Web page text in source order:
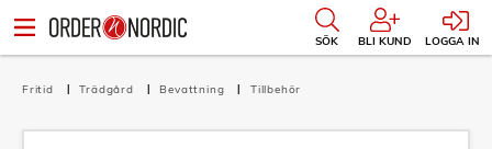
SÖK BLI KUND LOGGA IN
Fritid Trädgård Bevattning Tillbehör